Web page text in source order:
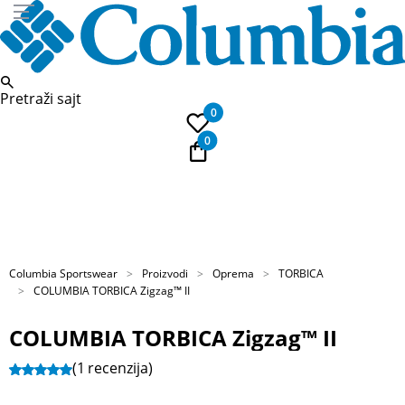
Pretraži sajt
0
0
Columbia Sportswear Proizvodi Oprema
TORBICA
COLUMBIA TORBICA Zigzag™ II
COLUMBIA TORBICA Zigzag™ II
(1 recenzija)